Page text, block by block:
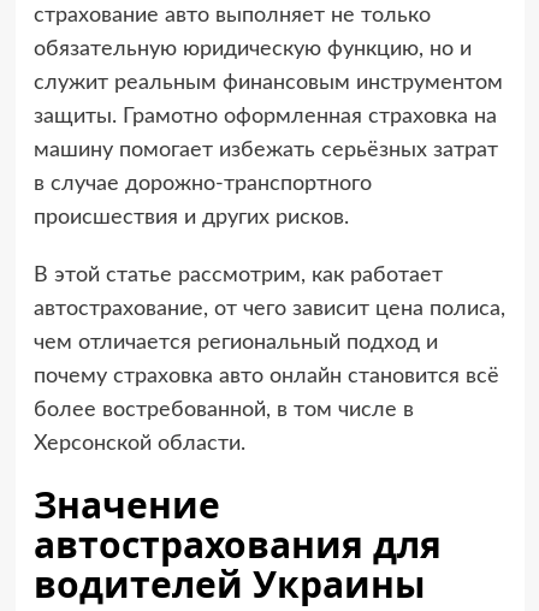
страхование авто выполняет не только
обязательную юридическую функцию, но и
служит реальным финансовым инструментом
защиты. Грамотно оформленная страховка на
машину помогает избежать серьёзных затрат
в случае дорожно-транспортного
происшествия и других рисков.
В этой статье рассмотрим, как работает
автострахование, от чего зависит цена полиса,
чем отличается региональный подход и
почему страховка авто онлайн становится всё
более востребованной, в том числе в
Херсонской области.
Значение
автострахования для
водителей Украины